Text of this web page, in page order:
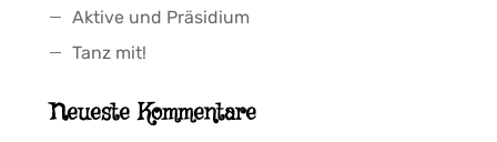
Aktive und Präsidium
Tanz mit!
Neueste Kommentare